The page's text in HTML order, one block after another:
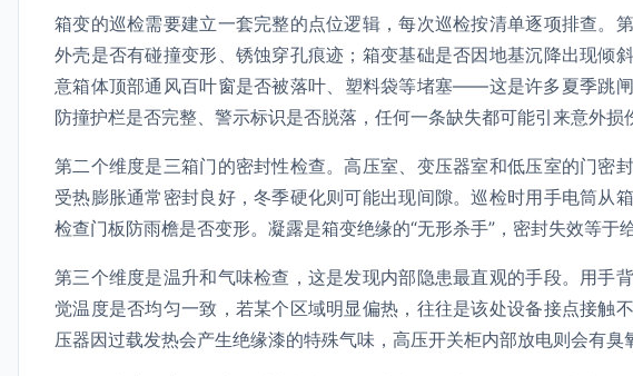
箱变的巡检需要建立一套完整的点位逻辑，每次巡检按清单逐项排查。
外壳是否有碰撞变形、锈蚀穿孔痕迹；箱变基础是否因地基沉降出现倾
意箱体顶部通风百叶窗是否被落叶、塑料袋等堵塞——这是许多夏季跳
防撞护栏是否完整、警示标识是否脱落，任何一条缺失都可能引来意外损
第二个维度是三箱门的密封性检查。高压室、变压器室和低压室的门密
受热膨胀通常密封良好，冬季硬化则可能出现间隙。巡检时用手电筒从
检查门板防雨檐是否变形。凝露是箱变绝缘的“无形杀手”，密封失效等于
第三个维度是温升和气味检查，这是发现内部隐患最直观的手段。用手
觉温度是否均匀一致，若某个区域明显偏热，往往是该处设备接点接触
压器因过载发热会产生绝缘漆的特殊气味，高压开关柜内部放电则会有臭